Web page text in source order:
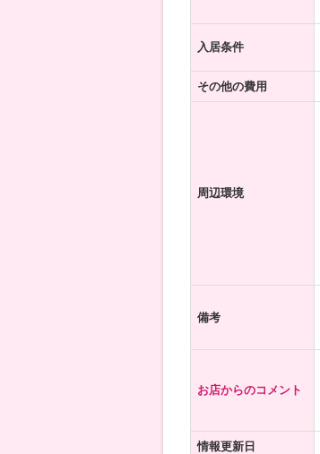
入居条件
その他の費用
周辺環境
備考
お店からのコメント
情報更新日